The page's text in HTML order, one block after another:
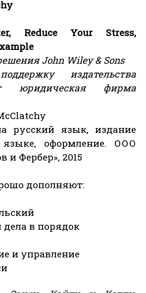
Reduce Your Stress,
John Wiley & Sons
издательства
юридическая фирма
русский язык, издание
оформление. ООО
и Фербер», 2015
дополняют:
дела в порядок
и управление